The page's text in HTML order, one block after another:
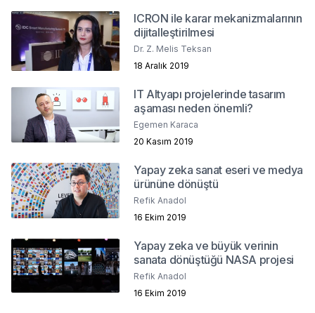
ICRON ile karar mekanizmalarının
dijitalleştirilmesi
Dr. Z. Melis Teksan
18 Aralık 2019
IT Altyapı projelerinde tasarım
aşaması neden önemli?
Egemen Karaca
20 Kasım 2019
Yapay zeka sanat eseri ve medya
ürününe dönüştü
Refik Anadol
16 Ekim 2019
Yapay zeka ve büyük verinin
sanata dönüştüğü NASA projesi
Refik Anadol
16 Ekim 2019